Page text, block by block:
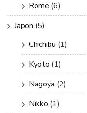
Rome (6)
Japon (5)
Chichibu (1)
Kyoto (1)
Nagoya (2)
Nikko (1)